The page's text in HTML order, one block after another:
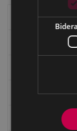
Eibarko historia
Ibilbideak
Ondarea: